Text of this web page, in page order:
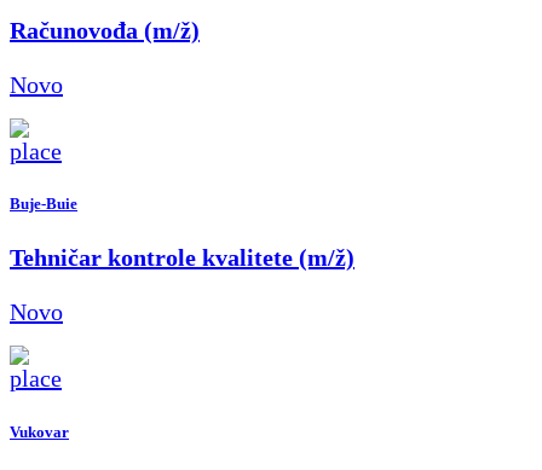
Računovođa (m/ž)
Novo
Buje-Buie
Tehničar kontrole kvalitete (m/ž)
Novo
Vukovar